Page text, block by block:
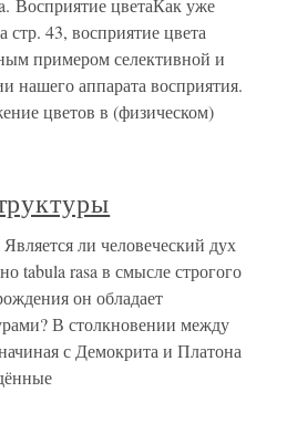
Восприятие цветаКак уже
стр. 43, восприятие цвета
примером селективной и
нашего аппарата восприятия.
цветов в (физическом)
ли человеческий дух
tabula rasa в смысле строгого
он обладает
В столкновении между
с Демокрита и Платона